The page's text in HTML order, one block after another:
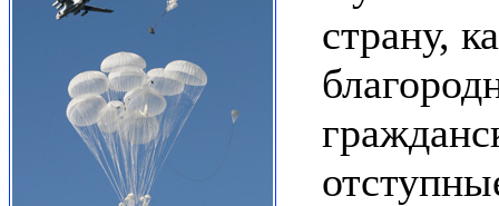
страну,